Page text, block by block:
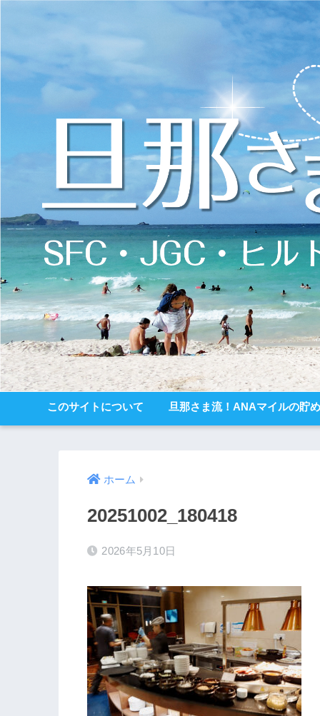
このサイトについて 旦那さま流！ANAマイルの貯
ホーム
20251002_180418
2026年5月10日